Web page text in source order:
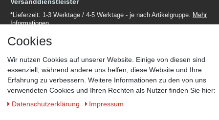
*Lieferzeit: 1-3 Werktage / 4-5 Werktage - je nach Artikelgruppe. Mehr
Informationen
Zahlungsmöglichkeiten
Zahlungsarten auszuschließen.Mehr Informationen
Cookies
Wir nutzen Cookies auf unserer Website. Einige von diesen sind
essenziell, während andere uns helfen, diese Website und Ihre
Erfahrung zu verbessern. Weitere Informationen zu den von uns
verwendeten Cookies und Ihren Rechten als Nutzer finden Sie hier:
Daten­schutz­erklärung
Impressum